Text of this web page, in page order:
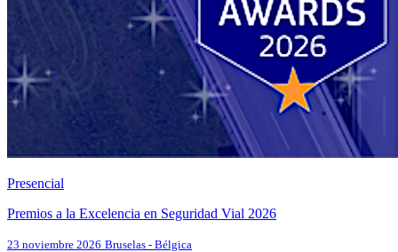
Presencial
Premios a la Excelencia en Seguridad Vial 2026
23 noviembre 2026 Bruselas - Bélgica